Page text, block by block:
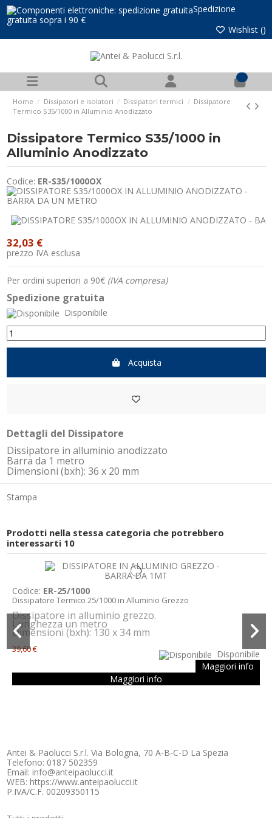
Spedizione
gratuita sopra i 90 €
Wishlist ()
Home Dissipatori e isolatori Dissipatori termici
Dissipatore
Termico S35/1000 in Alluminio Anodizzato
Dissipatore Termico S35/1000 in
Alluminio Anodizzato
Codice: ER-S35/1000OX
32,03 €
prezzo IVA esclusa
Per ordini superiori a 90€ (IVA compresa)
Spedizione gratuita
Disponibile
Acquista
Dettagli del Dissipatore
Dissipatore in alluminio anodizzato
Barra da 1 metro
Dimensioni (bxh): 36 x 20 mm
Stampa
Prodotti nella stessa categoria che potrebbero
interessarti 10
Codice: ER-25/1000
Dissipatore Termico 25/1000 in Alluminio Grezzo
Dissipatore in alluminio grezzo.
Lunghezza un metro
Dimensioni (bxh): 130 x 34 mm
39,60 €
Disponibile
Maggiori info
Maggiori info
Antei & Paolucci S.r.l. Via Bologna, 70 A-B-C-D La Spezia
Telefono: 0187 502359
Email: info@anteipaolucci.it
WEB: https://www.anteipaolucci.it
P.IVA/C.F. 00209350115